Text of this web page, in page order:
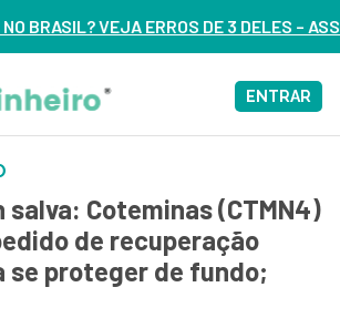
DELES – ASSISTA AGORA
ENTRAR
salva: Coteminas (CTMN4)
de recuperação
se proteger de fundo;